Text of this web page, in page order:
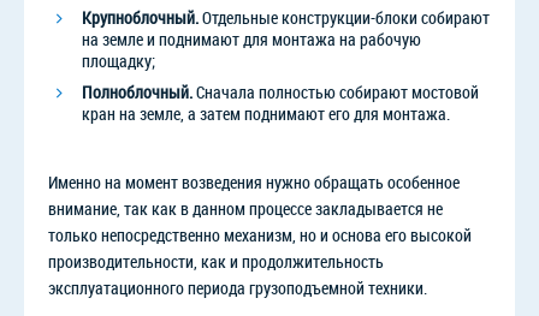
Крупноблочный.Отдельные конструкции-блоки собирают
на земле и поднимают для монтажа на рабочую
площадку;
Полноблочный.Сначала полностью собирают мостовой
кран на земле, а затем поднимают его для монтажа.
Именно на момент возведения нужно обращать особенное
внимание, так как в данном процессе закладывается не
только непосредственно механизм, но и основа его высокой
производительности, как и продолжительность
эксплуатационного периода грузоподъемной техники.